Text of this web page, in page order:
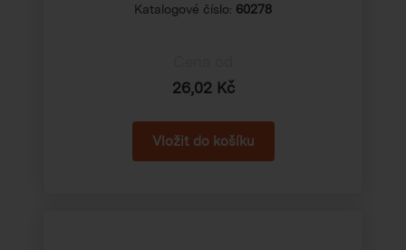
Katalogové číslo: 60278
26,02 Kč